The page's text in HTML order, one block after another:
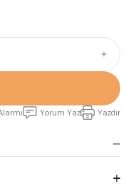
Yorum Yaz Yazdır